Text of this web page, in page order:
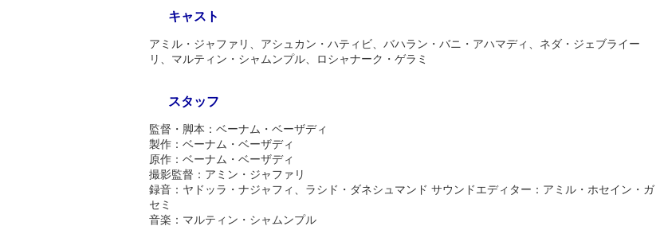
キャスト
アミル・ジャファリ、アシュカン・ハティビ、バハラン・バニ・アハマディ、ネダ・ジェブライー
リ、マルティン・シャムンプル、ロシャナーク・ゲラミ
スタッフ
監督・脚本：ベーナム・ベーザディ
製作：ベーナム・ベーザディ
原作：ベーナム・ベーザディ
撮影監督：アミン・ジャファリ
録音：ヤドッラ・ナジャフィ、ラシド・ダネシュマンド サウンドエディター：アミル・ホセイン・ガ
セミ
音楽：マルティン・シャムンプル